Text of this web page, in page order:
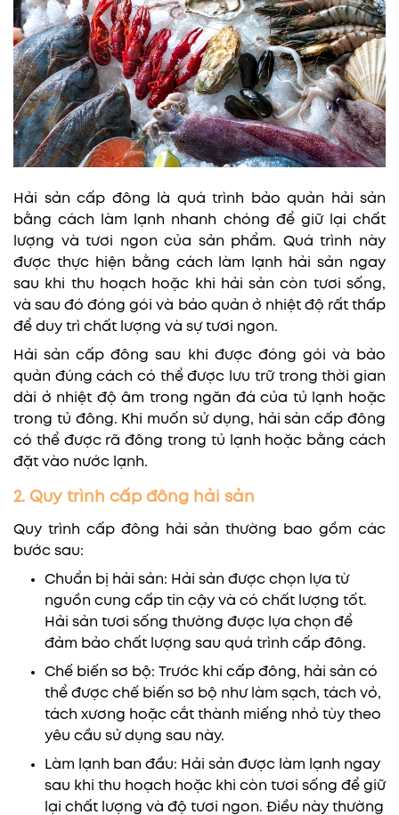
Hải sản cấp đông là quá trình bảo quản hải sản
bằng cách làm lạnh nhanh chóng để giữ lại chất
lượng và tươi ngon của sản phẩm. Quá trình này
được thực hiện bằng cách làm lạnh hải sản ngay
sau khi thu hoạch hoặc khi hải sản còn tươi sống,
và sau đó đóng gói và bảo quản ở nhiệt độ rất thấp
để duy trì chất lượng và sự tươi ngon.
Hải sản cấp đông sau khi được đóng gói và bảo
quản đúng cách có thể được lưu trữ trong thời gian
dài ở nhiệt độ âm trong ngăn đá của tủ lạnh hoặc
trong tủ đông. Khi muốn sử dụng, hải sản cấp đông
có thể được rã đông trong tủ lạnh hoặc bằng cách
đặt vào nước lạnh.
2. Quy trình cấp đông hải sản
Quy trình cấp đông hải sản thường bao gồm các
bước sau:
Chuẩn bị hải sản: Hải sản được chọn lựa từ
nguồn cung cấp tin cậy và có chất lượng tốt.
Hải sản tươi sống thường được lựa chọn để
đảm bảo chất lượng sau quá trình cấp đông.
Chế biến sơ bộ: Trước khi cấp đông, hải sản có
thể được chế biến sơ bộ như làm sạch, tách vỏ,
tách xương hoặc cắt thành miếng nhỏ tùy theo
yêu cầu sử dụng sau này.
Làm lạnh ban đầu: Hải sản được làm lạnh ngay
sau khi thu hoạch hoặc khi còn tươi sống để giữ
lại chất lượng và độ tươi ngon. Điều này thường